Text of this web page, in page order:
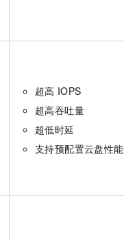
超高 IOPS
超高吞吐量
超低时延
支持预配置云盘性能